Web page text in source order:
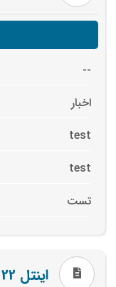
--
اخبار
test
test
تست
اینتل 22 پردازنده مقرون